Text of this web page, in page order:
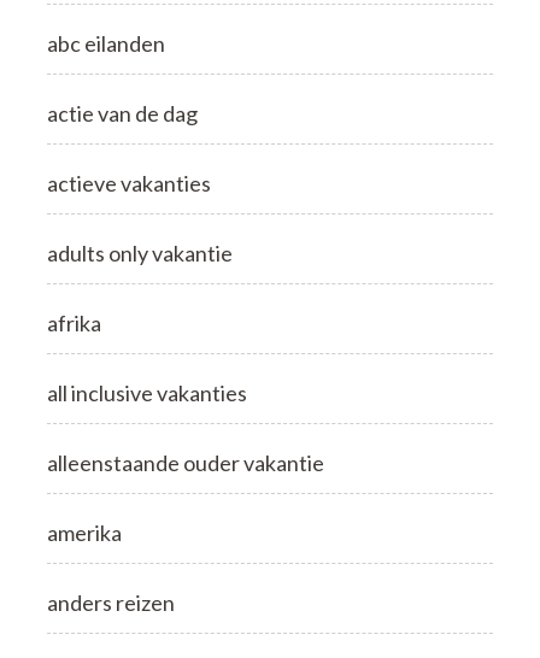
abc eilanden
actie van de dag
actieve vakanties
adults only vakantie
afrika
all inclusive vakanties
alleenstaande ouder vakantie
amerika
anders reizen